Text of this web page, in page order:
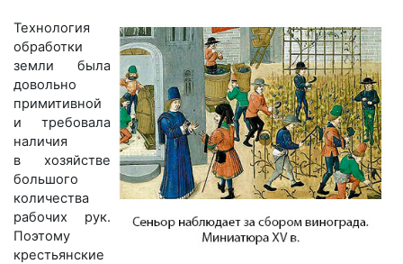
Технология
обработки
земли была
довольно
примитивной
и требовала
наличия
в хозяйстве
большого
количества
рабочих рук.
Поэтому
крестьянские